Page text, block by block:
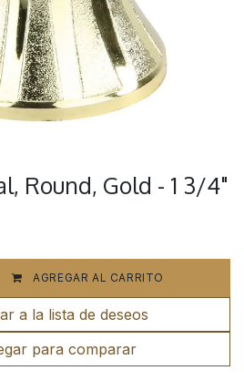
Round, Gold - 1 3/4"
AGREGAR AL CARRITO
para comparar
a la lista de deseos